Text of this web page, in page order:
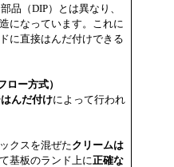
品（DIP）とは異なり、
になっています。これに
に直接はんだ付けできる
ロー方式）
んだ付けによって行われ
クスを混ぜたクリームは
基板のランド上に正確な